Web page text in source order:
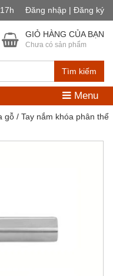
Đăng nhập | Đăng ký
Tìm kiếm
GIỎ HÀNG CỦA BẠN
Chưa có sản phẩm
Menu
gỗ/ Tay nắm khóa phân thể